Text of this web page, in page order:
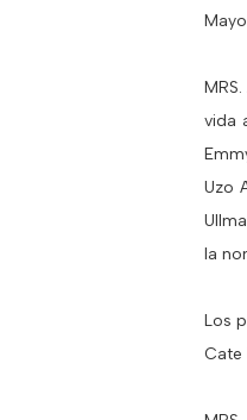
vida
Uzo
la
Los
Cate